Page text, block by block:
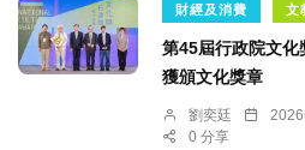
財經及消費 文
第45屆行政院文化
獲頒文化獎章
劉奕廷
0 分享